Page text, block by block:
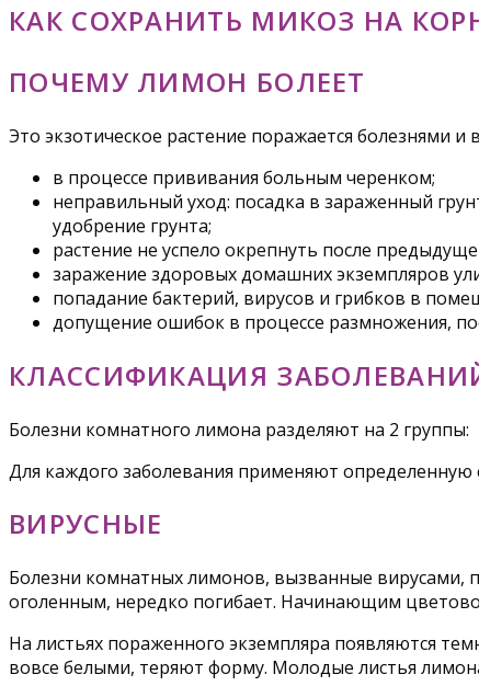
КАК СОХРАНИТЬ МИКОЗ НА
ПОЧЕМУ ЛИМОН БОЛЕЕТ
Это экзотическое растение поражается болезнями и
в процессе прививания больным черенком;
неправильный уход: посадка в зараженный
удобрение грунта;
растение не успело окрепнуть после
заражение здоровых домашних экземпляров
попадание бактерий, вирусов и грибков в
допущение ошибок в процессе размножения,
КЛАССИФИКАЦИЯ
Болезни комнатного лимона разделяют на 2 группы:
Для каждого заболевания применяют
ВИРУСНЫЕ
Болезни комнатных лимонов, вызванные вирусами,
оголенным, нередко погибает. Начинающим
На листьях пораженного экземпляра появляются
вовсе белыми, теряют форму. Молодые листья